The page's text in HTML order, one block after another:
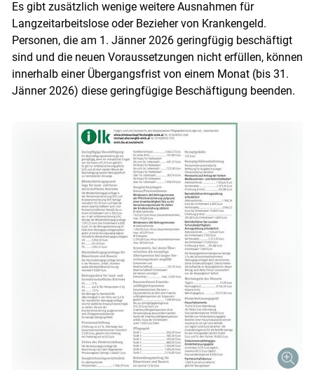
Es gibt zusätzlich wenige weitere Ausnahmen für
Langzeitarbeitslose oder Bezieher von Krankengeld.
Personen, die am 1. Jänner 2026 geringfügig beschäftigt
sind und die neuen Voraussetzungen nicht erfüllen, können
innerhalb einer Übergangsfrist von einem Monat (bis 31.
Jänner 2026) diese geringfügige Beschäftigung beenden.